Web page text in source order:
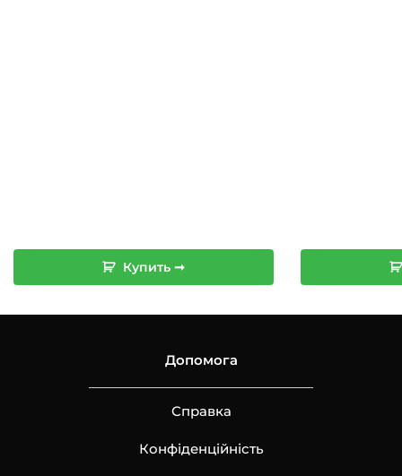
Купить ➞
Допомога
Справка
Конфіденційність